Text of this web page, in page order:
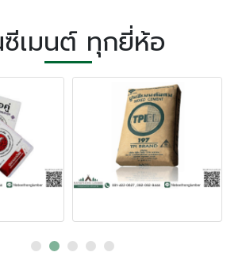
เมนต์ ทุกยี่ห้อ